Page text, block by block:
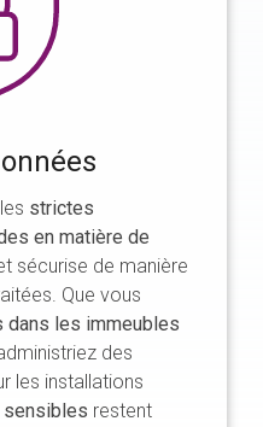
strictes
en matière de
sécurise de manière
Que vous
dans les immeubles
des
les installations
sensibles restent